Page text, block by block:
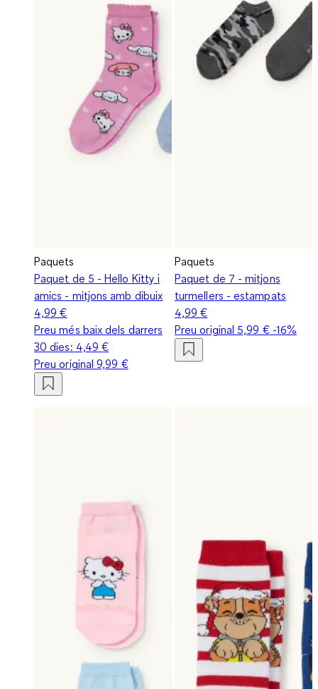
Paquets
Paquet de 5 - Hello Kitty i
amics - mitjons amb dibuix
4,99 €
Preu més baix dels darrers
30 dies: 4,49 €
Preu original9,99 €
Paquets
Paquet de 7 - mitjons
turmellers - estampats
4,99 €
Preu original 5,99 €-16%